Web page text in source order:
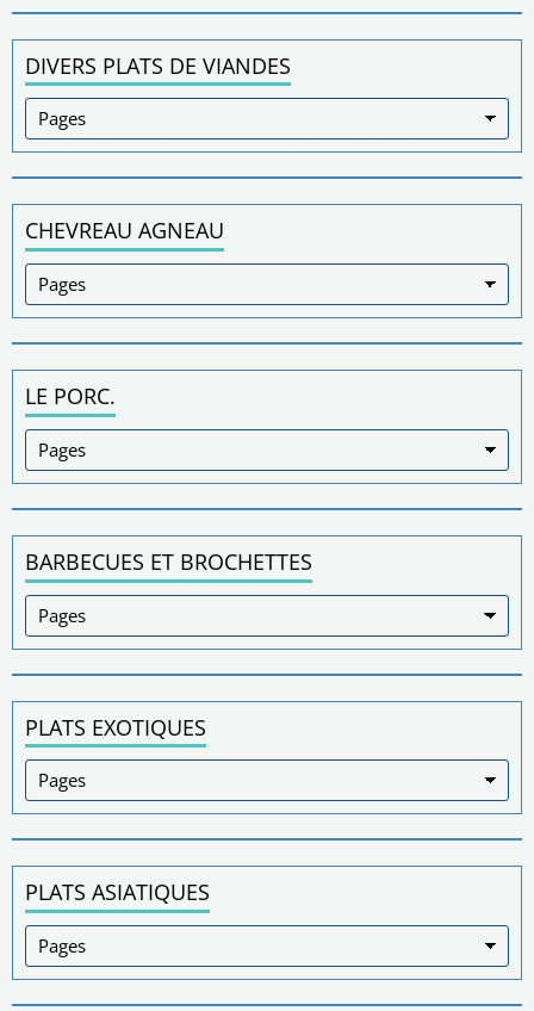
DIVERS PLATS DE VIANDES
CHEVREAU AGNEAU
LE PORC.
BARBECUES ET BROCHETTES
PLATS EXOTIQUES
PLATS ASIATIQUES